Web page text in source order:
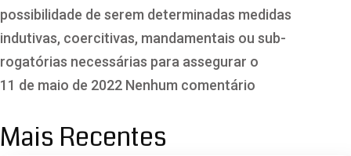
possibilidade de serem determinadas medidas
indutivas, coercitivas, mandamentais ou sub-
rogatórias necessárias para assegurar o
11 de maio de 2022 Nenhum comentário
Mais Recentes